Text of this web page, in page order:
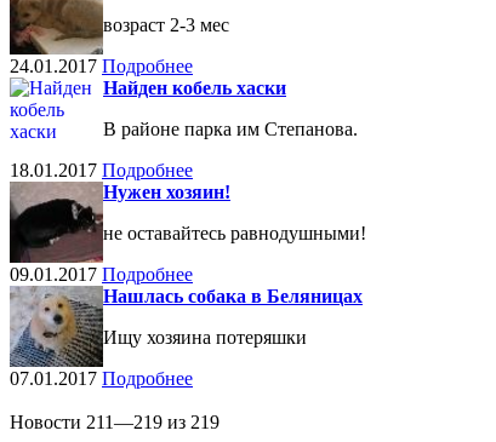
возраст 2-3 мес
24.01.2017 Подробнее
Найден кобель хаски
В районе парка им Степанова.
18.01.2017 Подробнее
Нужен хозяин!
не оставайтесь равнодушными!
09.01.2017 Подробнее
Нашлась собака в Беляницах
Ищу хозяина потеряшки
07.01.2017 Подробнее
Новости 211—219 из 219